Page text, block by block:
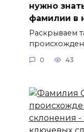
нужно
фамилии в
Раскрываем
0 43